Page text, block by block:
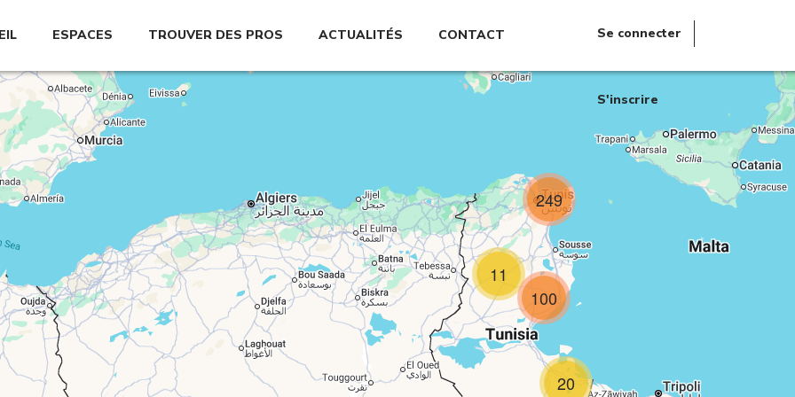
ESPACES TROUVER DES PROS ACTUALITÉS CONTACT Se connecter
S'inscrire
20
11
100
249